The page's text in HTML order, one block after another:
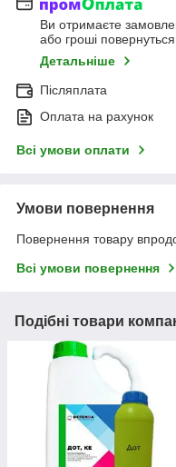
Ви отримаєте
або гроші
Детальніше
Післяплата
Оплата на рахунок
Всі умови оплати
Умови повернення
Повернення товару
Всі умови повернення
Подібні товари